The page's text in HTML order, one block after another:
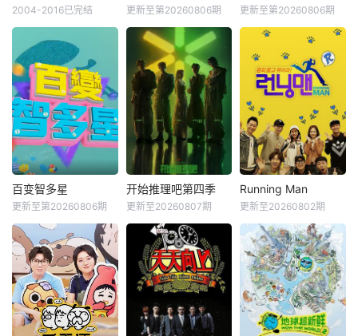
2004-2016已完结 更新至第20260806期 更新至第20260806期
百变智多星
更新至第20260806期
开始推理吧第四季
更新至20260807期
Running Man
更新至20260802期